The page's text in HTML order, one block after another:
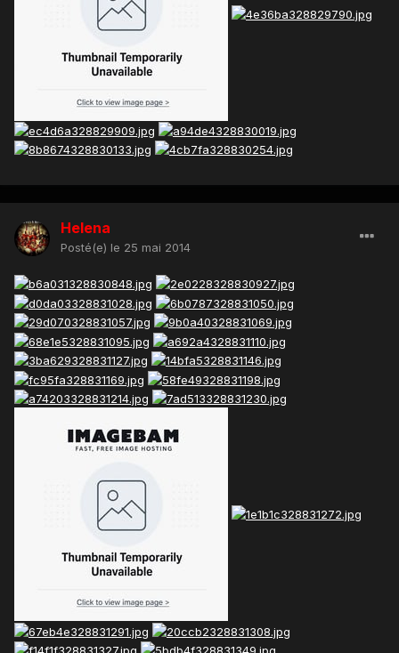
Helena
Posté(e) le 25 mai 2014